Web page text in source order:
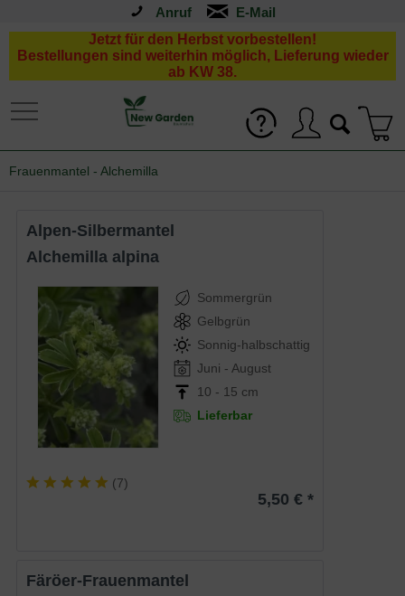
Anruf
Jetzt für den Herbst vorbestellen!
Bestellungen sind weiterhin möglich, Lieferung wieder
ab KW 38.
Frauenmantel - Alchemilla
Alpen-Silbermantel
Alchemilla alpina
Sommergrün
Gelbgrün
Sonnig-halbschattig
Juni - August
10 - 15 cm
Lieferbar
(7)
5,50 € *
Färöer-Frauenmantel